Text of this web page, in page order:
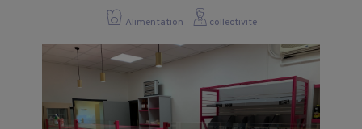
Alimentation collectivite